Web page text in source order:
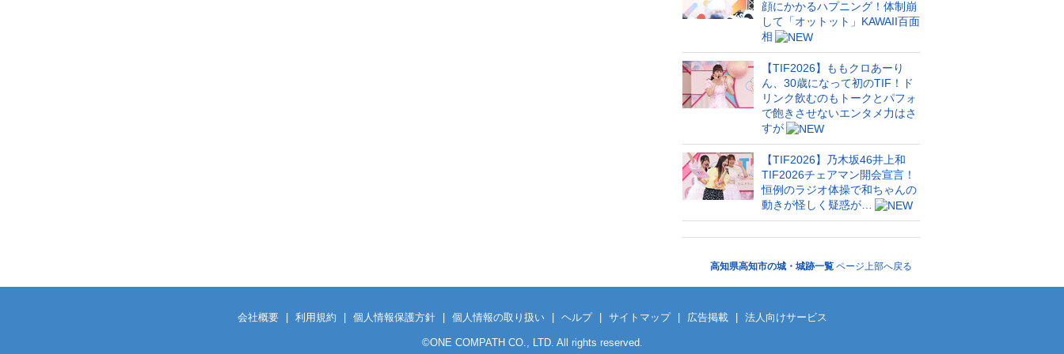
顔にかかるハプニング！体制崩
して「オットット」KAWAII百面
相
【TIF2026】ももクロあーり
ん、30歳になって初のTIF！ド
リンク飲むのもトークとパフォ
で飽きさせないエンタメ力はさ
すが
【TIF2026】乃木坂46井上和
TIF2026チェアマン開会宣言！
恒例のラジオ体操で和ちゃんの
動きが怪しく疑惑が…
高知県高知市の城・城跡一覧 ページ上部へ戻る
会社概要 利用規約 個人情報保護方針 個人情報の取り扱い ヘルプ サイトマップ 広告掲載 法人向けサービス
©ONE COMPATH CO., LTD. All rights reserved.